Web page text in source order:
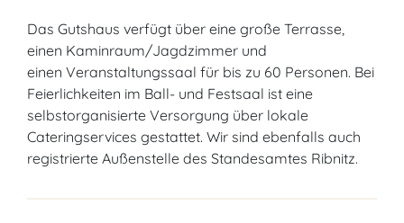
Das Gutshaus verfügt über eine große Terrasse,
einen Kaminraum/Jagdzimmer und
einen Veranstaltungssaal für bis zu 60 Personen. Bei
Feierlichkeiten im Ball- und Festsaal ist eine
selbstorganisierte Versorgung über lokale
Cateringservices gestattet. Wir sind ebenfalls auch
registrierte Außenstelle des Standesamtes Ribnitz.